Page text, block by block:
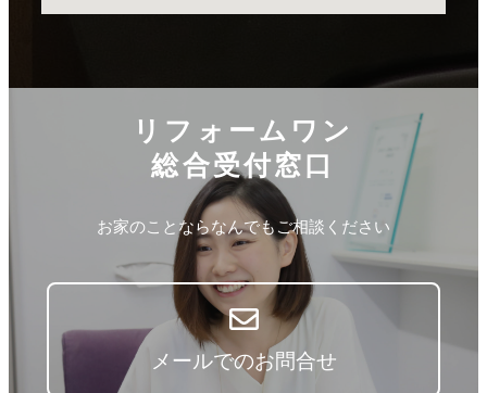
リフォームワン
総合受付窓口
お家のことならなんでもご相談ください
メールでのお問合せ